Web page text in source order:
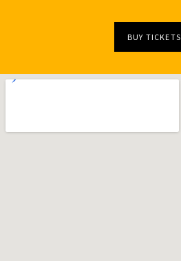
BUY TICKETS